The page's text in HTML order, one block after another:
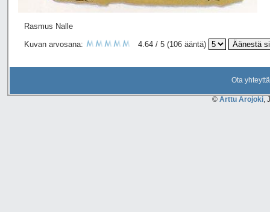
Rasmus Nalle
Kuvan arvosana:
4.64 / 5 (106 ääntä)
Ota
© Arttu Arojoki ,